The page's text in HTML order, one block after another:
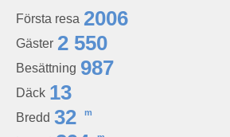
Första resa 2006
Gäster 2 550
Besättning 987
Däck 13
Bredd 32 m